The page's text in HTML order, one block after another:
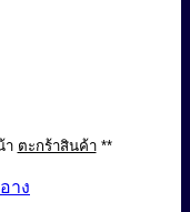
า ตะกร้าสินค้า**
าง